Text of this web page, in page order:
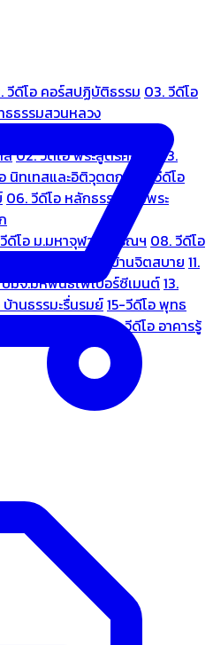
วีดีโอ คอร์สปฏิบัติธรรม 03. วีดีโอ
ธธรรมสวนหลวง
ลี02. วีดีโอ พระสูตรศึกษา
03.
นิทเทสและอิติวุตตกะ
05. วีดีโอ
06. วีดีโอ หลักธรรมตามพระ
ดีโอ ม.มหาจุฬาลงกรณฯ 08. วีดีโอ
10. วีดีโอ บ้านจิตสบาย 11.
บมจ.มหพันธ์ไฟเบอร์ซีเมนต์13.
บ้านธรรมะรื่นรมย์15-วีดีโอ พุทธ
19. วีดีโอ อาคารรู้